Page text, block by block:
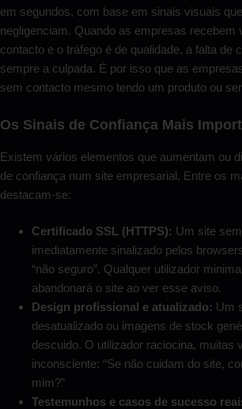
em segundos, com base em sinais visuais
negligenciam. Quando as empresas recebem
contacto e o tráfego é de qualidade, a falta de
sempre a culpada. É por isso que as
sem contacto mesmo tendo um produto ou
Os Sinais de Confiança Mais
Existem vários elementos que aumentam ou
de confiança num site empresarial. Entre os
destacam-se:
Certificado SSL (HTTPS): Um site
imediatamente sinalizado pelos
“não seguro”. Qualquer utilizador
abandonará o site ao ver esse aviso.
Design profissional e atualizado: Um
desatualizado ou imagens de stock
descuido. O utilizador raciocina, muitas
inconsciente: “Se não cuidam do site,
mim?”
Testemunhos e casos de sucesso